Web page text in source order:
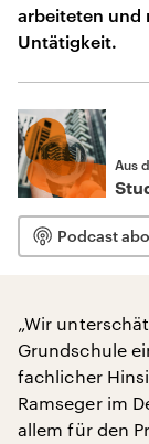
arbeiteten und
Untätigkeit.
Aus
Podcast
„Wir
Grundschule
fachlicher
Ramseger im
allem für den